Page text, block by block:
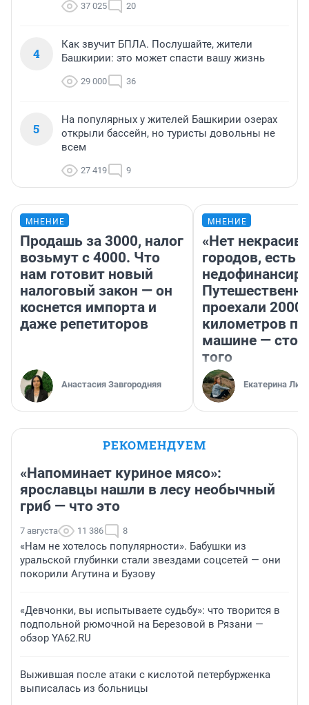
37 025 20
4
Как звучит БПЛА. Послушайте, жители
Башкирии: это может спасти вашу жизнь
29 000 36
5
На популярных у жителей Башкирии озерах
открыли бассейн, но туристы довольны не
всем
27 419 9
МНЕНИЕ
Продашь за 3000, налог
возьмут с 4000. Что
нам готовит новый
налоговый закон — он
коснется импорта и
даже репетиторов
Анастасия Завгородняя
МНЕНИЕ
«Нет
городов, есть
проехали 2000
километров по
машине —
того
Екатерина
РЕКОМЕНДУЕМ
«Напоминает куриное мясо»:
ярославцы нашли в лесу необычный
гриб — что это
7 августа 11 386 8
«Нам не хотелось популярности». Бабушки из
уральской глубинки стали звездами соцсетей — они
покорили Агутина и Бузову
«Девчонки, вы испытываете судьбу»: что творится в
подпольной рюмочной на Березовой в Рязани —
обзор YA62.RU
Выжившая после атаки с кислотой петербурженка
выписалась из больницы